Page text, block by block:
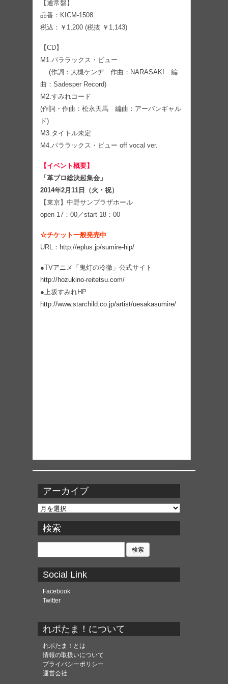
【通常盤】
品番：KICM-1508
税込：￥1,200 (税抜 ￥1,143)
【CD】
M1.パララックス・ビュー
(作詞：大槻ケンヂ 作曲：NARASAKI 編
曲：Sadesper Record)
M2.すみれコード
(作詞・作曲：松永天馬 編曲：アーバンギャル
ド)
M3.タイトル未定
M4.パララックス・ビュー off vocal ver.
【イベント概要】
「革ブロ総決起集会」
2014年2月11日（火・祝）
【東京】中野サンプラザホール
open 17：00／start 18：00
☆チケット一般発売中
URL： http://eplus.jp/sumire-hip/
●TVアニメ「鬼灯の冷徹」公式サイト
http://hozukino-reitetsu.com/
●上坂すみれHP
http://www.starchild.co.jp/artist/uesakasumire/
アーカイブ
ア
カ
イ
ブ
検索
検
Social Link
Facebook
Twitter
れポたま！について
れポたま！とは
情報の取扱いについて
プライバシーポリシー
運営会社